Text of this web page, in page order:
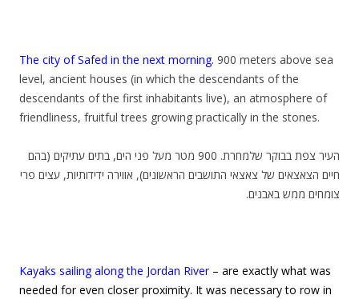
The city of Safed in the next morning. 900 meters above sea
level, ancient houses (in which the descendants of the
descendants of the first inhabitants live), an atmosphere of
friendliness, fruitful trees growing practically in the stones.
העיר צפת בבוקר שלמחרת. 900 מטר מעל פני הים, בתים עתיקים (בהם
חיים הצאצאים של צאצאי התושבים הראשונים), אווירה ידידותיות, עצים פרי
צומחים ממש באבנים.
Kayaks sailing along the Jordan River – are exactly what was
needed for even closer proximity. It was necessary to row in